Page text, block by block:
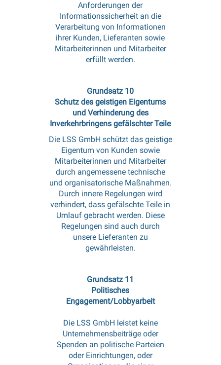
Anforderungen der
Informationssicherheit an die
Verarbeitung von Informationen
ihrer Kunden, Lieferanten sowie
Mitarbeiterinnen und Mitarbeiter
erfüllt werden.
Grundsatz 10
Schutz des geistigen Eigentums
und Verhinderung des
Inverkehrbringens gefälschter Teile
Die LSS GmbH schützt das geistige
Eigentum von Kunden sowie
Mitarbeiterinnen und Mitarbeiter
durch angemessene technische
und organisatorische Maßnahmen.
Durch innere Regelungen wird
verhindert, dass gefälschte Teile in
Umlauf gebracht werden. Diese
Regelungen sind auch durch
unsere Lieferanten zu
gewährleisten.
Grundsatz 11
Politisches
Engagement/Lobbyarbeit
Die LSS GmbH leistet keine
Unternehmensbeiträge oder
Spenden an politische Parteien
oder Einrichtungen, oder